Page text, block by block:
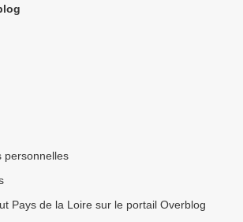
personnelles
Pays de la Loire sur le portail Overblog